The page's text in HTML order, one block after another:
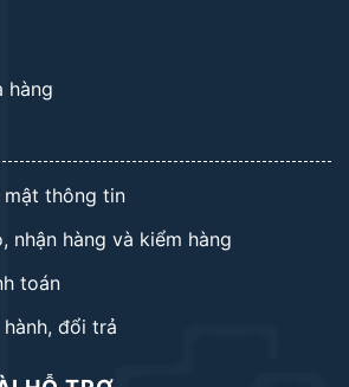
hàng
mật thông tin
nhận hàng và kiểm hàng
toán
đổi trả